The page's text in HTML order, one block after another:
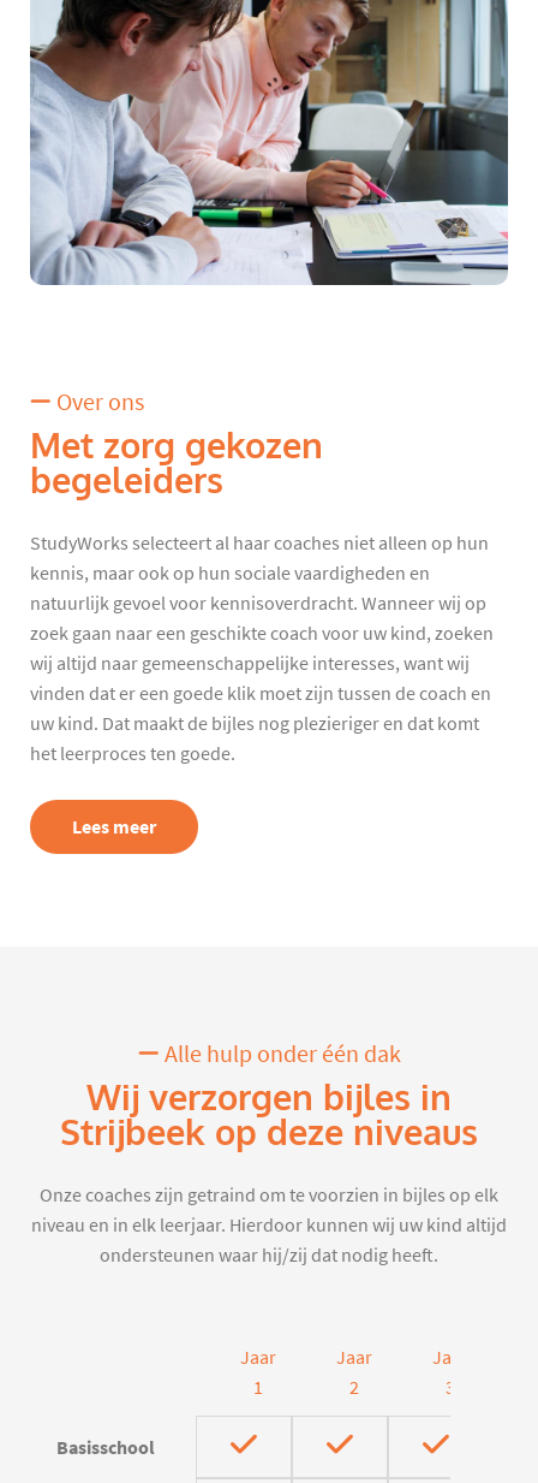
Over ons
Met zorg gekozen
begeleiders
StudyWorks selecteert al haar coaches niet alleen op hun
kennis, maar ook op hun sociale vaardigheden en
natuurlijk gevoel voor kennisoverdracht. Wanneer wij op
zoek gaan naar een geschikte coach voor uw kind, zoeken
wij altijd naar gemeenschappelijke interesses, want wij
vinden dat er een goede klik moet zijn tussen de coach en
uw kind. Dat maakt de bijles nog plezieriger en dat komt
het leerproces ten goede.
Lees meer
Alle hulp onder één dak
Wij verzorgen bijles in
Strijbeek op deze niveaus
Onze coaches zijn getraind om te voorzien in bijles op elk
niveau en in elk leerjaar. Hierdoor kunnen wij uw kind altijd
ondersteunen waar hij/zij dat nodig heeft.
Jaar
1
Jaar
2
Jaar
3
Basisschool